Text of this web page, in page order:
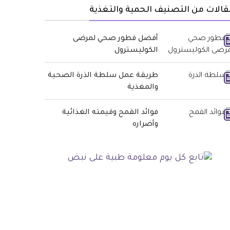
من التصنيف الحمية والتغذية
أفضل فطور صحي لمرضى
الكوليسترول
طريقة عمل سلطة الذرة الصحية
والمغذية
فوائد القمح وقيمته الغذائية
وأضراره